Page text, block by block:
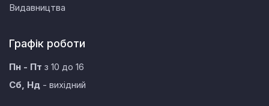
Видавництва
Графік роботи
Пн - Пт з 10 до 16
Сб, Нд - вихідний